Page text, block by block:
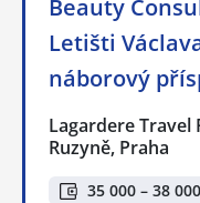
Beauty
Letišti
náborový
Lagardere Travel
Ruzyně, Praha
35 000 – 38